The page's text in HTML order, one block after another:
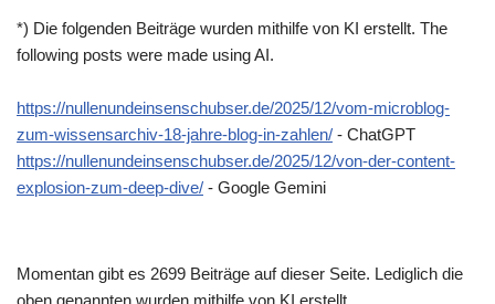
*) Die folgenden Beiträge wurden mithilfe von KI erstellt. The
following posts were made using AI.
https://nullenundeinsenschubser.de/2025/12/vom-microblog-
zum-wissensarchiv-18-jahre-blog-in-zahlen/ - ChatGPT
https://nullenundeinsenschubser.de/2025/12/von-der-content-
explosion-zum-deep-dive/ - Google Gemini
Momentan gibt es 2699 Beiträge auf dieser Seite. Lediglich die
oben genannten wurden mithilfe von KI erstellt.